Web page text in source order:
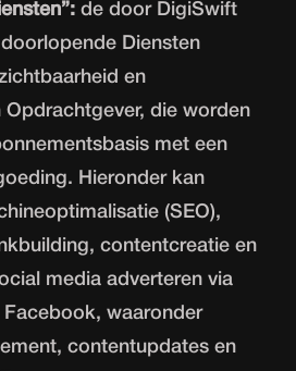
de door DigiSwift
Diensten
en
Opdrachtgever, die worden
met een
Hieronder kan
(SEO),
contentcreatie en
media adverteren via
waaronder
contentupdates en